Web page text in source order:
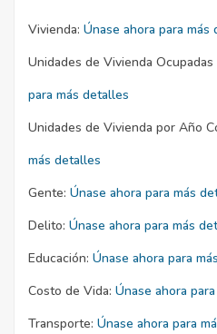
Vivienda: Únase ahora para más
Unidades de Vivienda
para más detalles
Unidades de Vivienda por Año
más detalles
Gente: Únase ahora para más
Delito: Únase ahora para más
Educación: Únase ahora para
Costo de Vida: Únase ahora
Transporte: Únase ahora para